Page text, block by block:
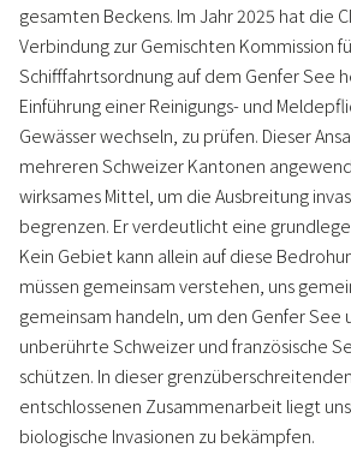
gesamten Beckens. Im Jahr 2025 hat die
Verbindung zur Gemischten Kommission
Schifffahrtsordnung auf dem Genfer See
Einführung einer Reinigungs- und
Gewässer wechseln, zu prüfen. Dieser
mehreren Schweizer Kantonen
wirksames Mittel, um die Ausbreitung
begrenzen. Er verdeutlicht eine
Kein Gebiet kann allein auf diese
müssen gemeinsam verstehen, uns
gemeinsam handeln, um den Genfer See
unberührte Schweizer und französische
schützen. In dieser
entschlossenen Zusammenarbeit liegt
biologische Invasionen zu bekämpfen.